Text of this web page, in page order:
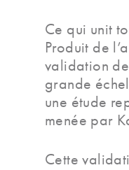
Ce qui unit
Produit de
validation
grande
une étude
menée par
Cette